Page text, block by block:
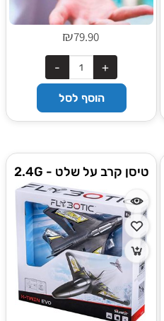
₪79.90
הוסף לסל
טיסן קרב על שלט 2.4G -
Silverlit